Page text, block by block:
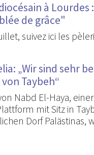
à Lourdes
de grâce"
suivez ici les
„Wir sind sehr
Taybeh“
Nabd El-Haya, einer
mit Sitz in
Dorf Palästinas,